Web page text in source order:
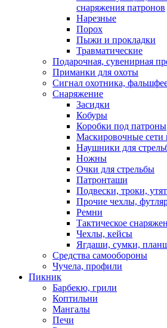
снаряжения патронов
Нарезные
Порох
Пыжи и прокладки
Травматические
Подарочная, сувенирная
Приманки для охоты
Сигнал охотника,
Снаряжение
Засидки
Кобуры
Коробки под патроны
Маскировочные
Наушники для
Ножны
Очки для стрельбы
Патронташи
Подвески, троки,
Прочие чехлы,
Ремни
Тактическое
Чехлы, кейсы
Ягдаши, сумки,
Средства самообороны
Чучела, профили
Пикник
Барбекю, грили
Коптильни
Мангалы
Печи